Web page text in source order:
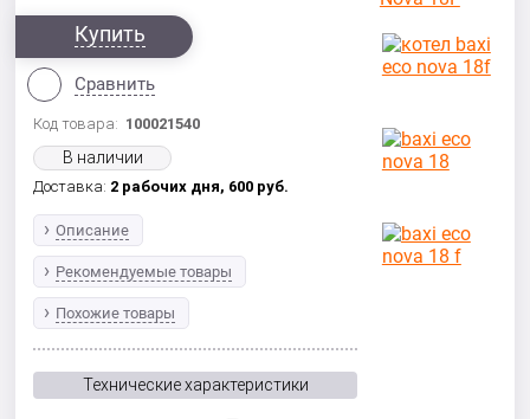
Купить
Сравнить
Код товара: 100021540
В наличии
Доставка: 2 рабочих дня, 600 руб.
Описание
Рекомендуемые товары
Похожие товары
Технические характеристики